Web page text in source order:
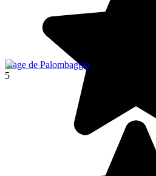
Plage de Palombaggia
5